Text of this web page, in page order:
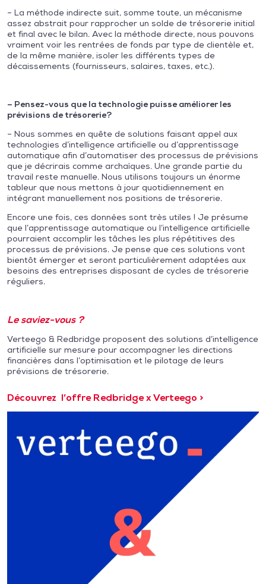
– La méthode indirecte suit, somme toute, un mécanisme
assez abstrait pour rapprocher un solde de trésorerie initial
et final avec le bilan. Avec la méthode directe, nous pouvons
vraiment voir les rentrées de fonds par type de clientèle et,
de la même manière, isoler les différents types de
décaissements (fournisseurs, salaires, taxes, etc.).
– Pensez-vous que la technologie puisse améliorer les
prévisions de trésorerie?
– Nous sommes en quête de solutions faisant appel aux
technologies d’intelligence artificielle ou d’apprentissage
automatique afin d’automatiser des processus de prévisions
que je décrirais comme archaïques. Une grande partie du
travail reste manuelle. Nous utilisons toujours un énorme
tableur que nous mettons à jour quotidiennement en
intégrant manuellement nos positions de trésorerie.
Encore une fois, ces données sont très utiles ! Je présume
que l’apprentissage automatique ou l’intelligence artificielle
pourraient accomplir les tâches les plus répétitives des
processus de prévisions. Je pense que ces solutions vont
bientôt émerger et seront particulièrement adaptées aux
besoins des entreprises disposant de cycles de trésorerie
réguliers.
Le saviez-vous ?
Verteego & Redbridge proposent des solutions d’intelligence
artificielle sur mesure pour accompagner les directions
financières dans l’optimisation et le pilotage de leurs
prévisions de trésorerie.
Découvrez l’offre Redbridge x Verteego >